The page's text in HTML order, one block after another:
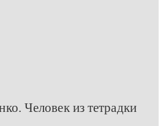
Человек из тетрадки